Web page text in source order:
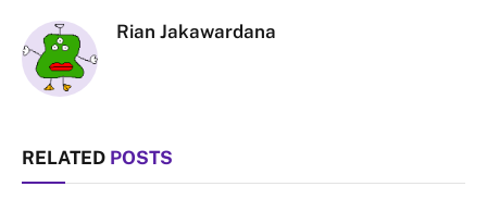
Rian Jakawardana
RELATED POSTS